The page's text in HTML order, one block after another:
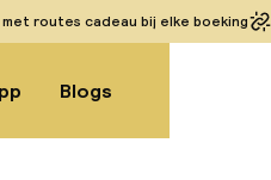
met routes cadeau bij elke boeking
Blogs